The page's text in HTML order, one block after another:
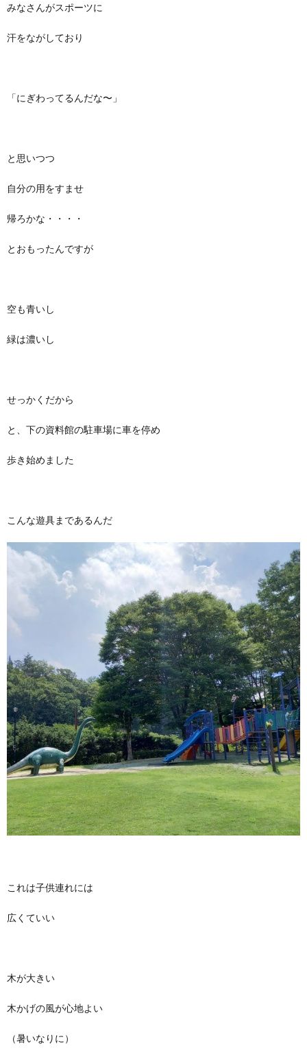
みなさんがスポーツに
汗をながしており
「にぎわってるんだな〜」
と思いつつ
自分の用をすませ
帰ろかな・・・・
とおもったんですが
空も青いし
緑は濃いし
せっかくだから
と、下の資料館の駐車場に車を停め
歩き始めました
こんな遊具まであるんだ
これは子供連れには
広くていい
木が大きい
木かげの風が心地よい
（暑いなりに）